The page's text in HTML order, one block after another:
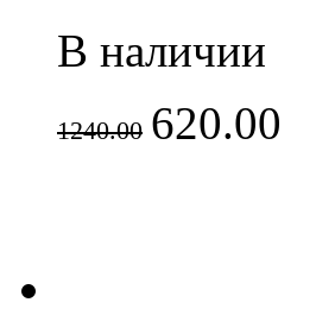
В наличии
1240.00 620.00